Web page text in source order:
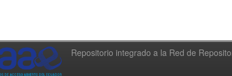
Repositorio integrado a la Red de